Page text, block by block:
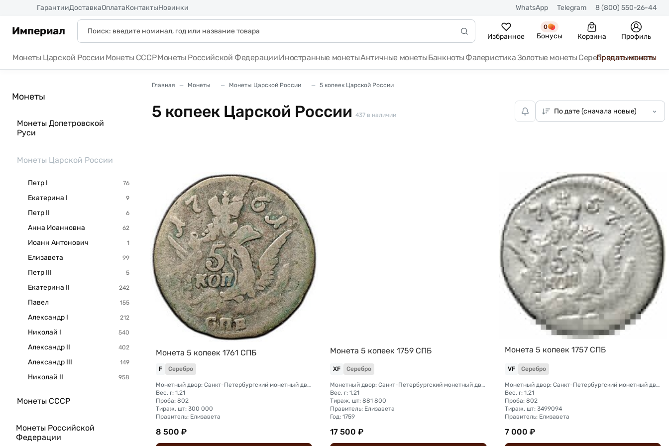
ГарантииДоставкаОплатаКонтактыНовинки WhatsApp Telegram 8 (800) 550-26-44
Империал Избранное
0
Бонусы Корзина Профиль
Монеты Царской России Монеты СССРМонеты Российской ФедерацииИностранные монетыАнтичные монетыБанкноты ФалеристикаЗолотые монеты Серебряные монеты
Продать монеты
Монеты
Монеты Допетровской
Руси
Монеты Царской России
Петр I
Екатерина I
Петр II
Анна Иоанновна
Иоанн Антонович
Елизавета
Петр III
Екатерина II
Павел
Александр I
Николай I
Александр II
Александр III
Николай II
Монеты СССР
Монеты Российской
Федерации
Главная Монеты Монеты Царской России 5 копеек Царской России
5 копеек Царской России 437 в наличии
Монета 5 копеек 1761 СПБ
F Серебро
Монетный двор: Санкт-Петербургский монетный двор
Вес, г: 1,21
Проба: 802
Тираж, шт: 300 000
Правитель: Елизавета
8 500 ₽
Монета 5 копеек 1759 СПБ
XF Серебро
Монетный двор: Санкт-Петербургский монетный двор
Вес, г: 1,21
Тираж, шт: 881 800
Правитель: Елизавета
Год: 1759
17 500 ₽
Монета 5 копеек 1757 СПБ
VF Серебро
Монетный двор: Санкт-Петербургский монетный двор
Вес, г: 1,21
Проба: 802
Тираж, шт: 3499094
Правитель: Елизавета
7 000 ₽